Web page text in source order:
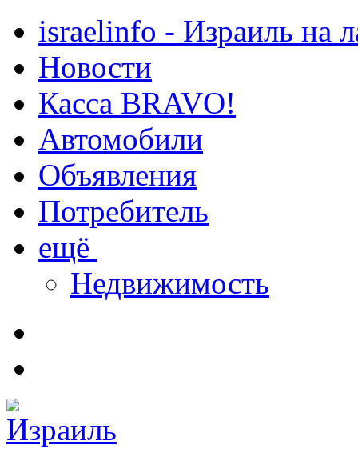
israelinfo - Израиль на
Новости
Касса BRAVO!
Автомобили
Объявления
Потребитель
ещё
Недвижимость